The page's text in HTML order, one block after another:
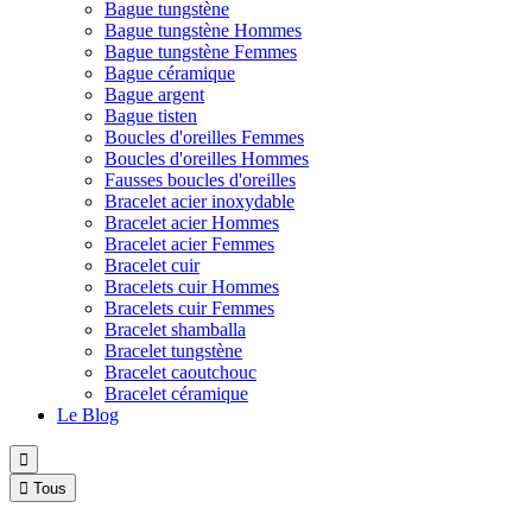
Bague tungstène
Bague tungstène Hommes
Bague tungstène Femmes
Bague céramique
Bague argent
Bague tisten
Boucles d'oreilles Femmes
Boucles d'oreilles Hommes
Fausses boucles d'oreilles
Bracelet acier inoxydable
Bracelet acier Hommes
Bracelet acier Femmes
Bracelet cuir
Bracelets cuir Hommes
Bracelets cuir Femmes
Bracelet shamballa
Bracelet tungstène
Bracelet caoutchouc
Bracelet céramique
Le Blog

 Tous